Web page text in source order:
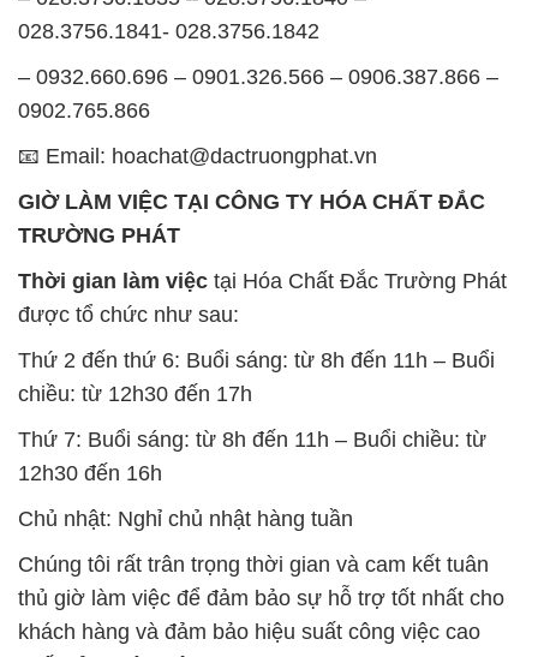
028.3756.1841- 028.3756.1842
– 0932.660.696 – 0901.326.566 – 0906.387.866 –
0902.765.866
📧 Email: hoachat@dactruongphat.vn
GIỜ LÀM VIỆC TẠI CÔNG TY HÓA CHẤT ĐẮC
TRƯỜNG PHÁT
Thời gian làm việc tại Hóa Chất Đắc Trường Phát
được tổ chức như sau:
Thứ 2 đến thứ 6: Buổi sáng: từ 8h đến 11h – Buổi
chiều: từ 12h30 đến 17h
Thứ 7: Buổi sáng: từ 8h đến 11h – Buổi chiều: từ
12h30 đến 16h
Chủ nhật: Nghỉ chủ nhật hàng tuần
Chúng tôi rất trân trọng thời gian và cam kết tuân
thủ giờ làm việc để đảm bảo sự hỗ trợ tốt nhất cho
khách hàng và đảm bảo hiệu suất công việc cao